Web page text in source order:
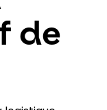
de